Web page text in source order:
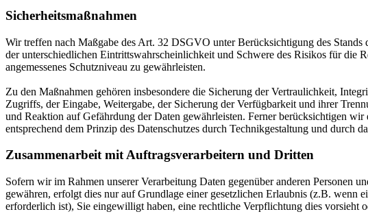
Sicherheitsmaßnahmen
Wir treffen nach Maßgabe des Art. 32 DSGVO unter Berücksichtigung des
der unterschiedlichen Eintrittswahrscheinlichkeit und Schwere des Risikos für die
angemessenes Schutzniveau zu gewährleisten.
Zu den Maßnahmen gehören insbesondere die Sicherung der Vertraulichkeit,
Zugriffs, der Eingabe, Weitergabe, der Sicherung der Verfügbarkeit und ihrer
und Reaktion auf Gefährdung der Daten gewährleisten. Ferner berücksichtigen
entsprechend dem Prinzip des Datenschutzes durch Technikgestaltung und durch
Zusammenarbeit mit Auftragsverarbeitern und Dritten
Sofern wir im Rahmen unserer Verarbeitung Daten gegenüber anderen Personen
gewähren, erfolgt dies nur auf Grundlage einer gesetzlichen Erlaubnis (z.B.
erforderlich ist), Sie eingewilligt haben, eine rechtliche Verpflichtung dies vorsieht